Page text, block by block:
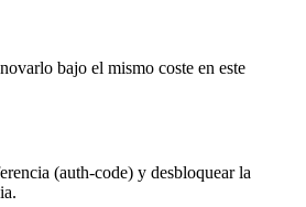
bajo el mismo coste en este
(auth-code) y desbloquear la